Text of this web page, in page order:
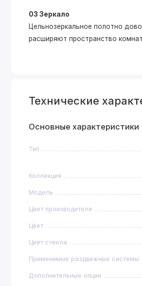
03 Зеркало
Цельнозеркальное полотно
расширяют пространство
Технические
Основные характеристики
Тип
Коллекция
Модель
Цвет производителя
Цвет
Цвет стекла
Применимые раздвижные системы
Дополнительные опции